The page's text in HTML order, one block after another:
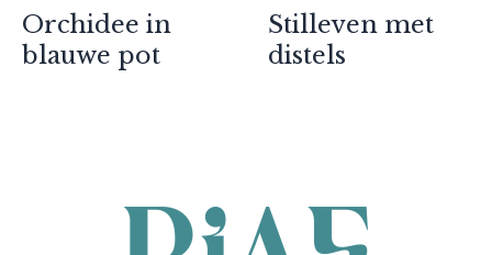
Orchidee in
blauwe pot
Stilleven met
distels
Partners